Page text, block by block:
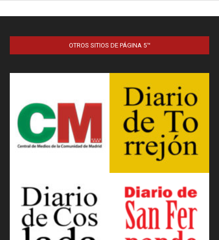
OTROS SITIOS DE PÁGINA 5™